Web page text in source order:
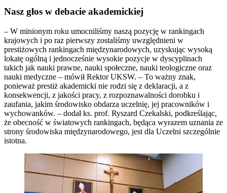
Nasz głos w debacie akademickiej
– W minionym roku umocniliśmy naszą pozycję w rankingach
krajowych i po raz pierwszy zostaliśmy uwzględnieni w
prestiżowych rankingach międzynarodowych, uzyskując wysoką
lokatę ogólną i jednocześnie wysokie pozycje w dyscyplinach
takich jak nauki prawne, nauki społeczne, nauki teologiczne oraz
nauki medyczne – mówił Rektor UKSW. – To ważny znak,
ponieważ prestiż akademicki nie rodzi się z deklaracji, a z
konsekwencji, z jakości pracy, z rozpoznawalności dorobku i
zaufania, jakim środowisko obdarza uczelnię, jej pracowników i
wychowanków. – dodał ks. prof. Ryszard Czekalski, podkreślając,
że obecność w światowych rankingach, będąca wyrazem uznania ze
strony środowiska międzynarodowego, jest dla Uczelni szczególnie
istotna.